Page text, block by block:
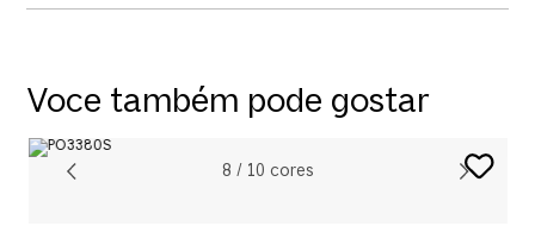
Voce também pode gostar
8 / 10 cores